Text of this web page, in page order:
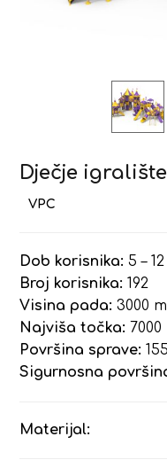
Dječje igralište
Dob korisnika: 5 –
Broj korisnika: 192
Visina pada: 3000
Najviša točka: 7000
Površina sprave:
Sigurnosna
Materijal: